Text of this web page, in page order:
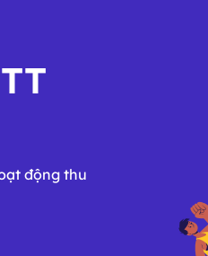
động thu